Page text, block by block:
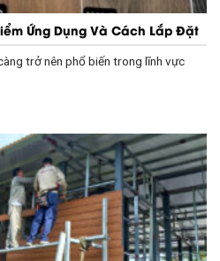
Ứng Dụng Và Cách Lắp Đặt
trở nên phổ biến trong lĩnh vực